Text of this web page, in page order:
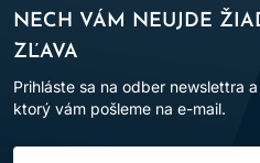
NECH VÁM NEUJDE
ZĽAVA
Prihláste sa na odber newslettra
ktorý vám pošleme na e-mail.